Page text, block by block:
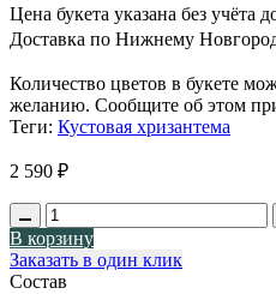
Цена букета указана без учёта
Доставка по Нижнему
Количество цветов в букете
желанию. Сообщите об этом при
Теги: Кустовая хризантема
2 590 ₽
В корзину
Заказать в один клик
Состав